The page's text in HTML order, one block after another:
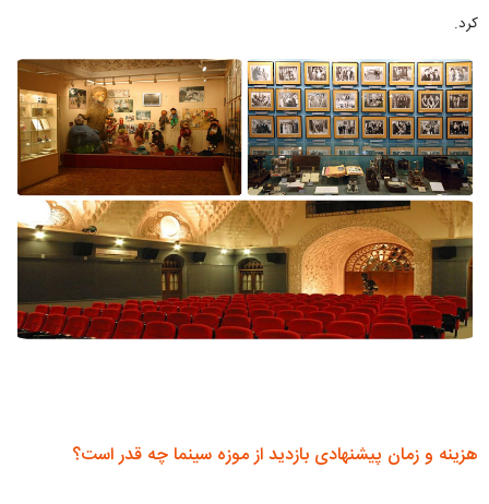
کرد.
هزینه و زمان پیشنهادی بازدید از موزه سینما چه قدر است؟